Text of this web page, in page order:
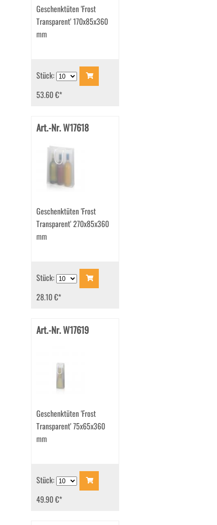
Geschenktüten 'Frost
Transparent' 170x85x360
mm
Stück:
53.60 €*
Art.-Nr. W17618
Geschenktüten 'Frost
Transparent' 270x85x360
mm
Stück:
28.10 €*
Art.-Nr. W17619
Geschenktüten 'Frost
Transparent' 75x65x360
mm
Stück:
49.90 €*